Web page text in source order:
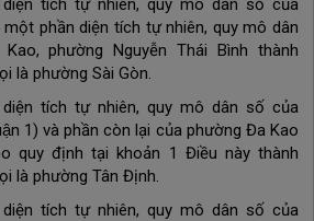
tích tự nhiên, quy mô dân số của
phần diện tích tự nhiên, quy mô dân
phường Nguyễn Thái Bình thành
là phường Sài Gòn.
tích tự nhiên, quy mô dân số của
1) và phần còn lại của phường Đa Kao
quy định tại khoản 1 Điều này thành
là phường Tân Định.
tích tự nhiên, quy mô dân số của